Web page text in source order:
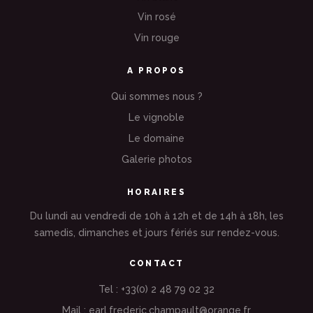
Vin rosé
Vin rouge
A PROPOS
Qui sommes nous ?
Le vignoble
Le domaine
Galerie photos
HORAIRES
Du lundi au vendredi de 10h à 12h et de 14h à 18h, les
samedis, dimanches et jours fériés sur rendez-vous.
CONTACT
Tel : +33(0) 2 48 79 02 32
Mail : earl.frederic.champault@orange.fr